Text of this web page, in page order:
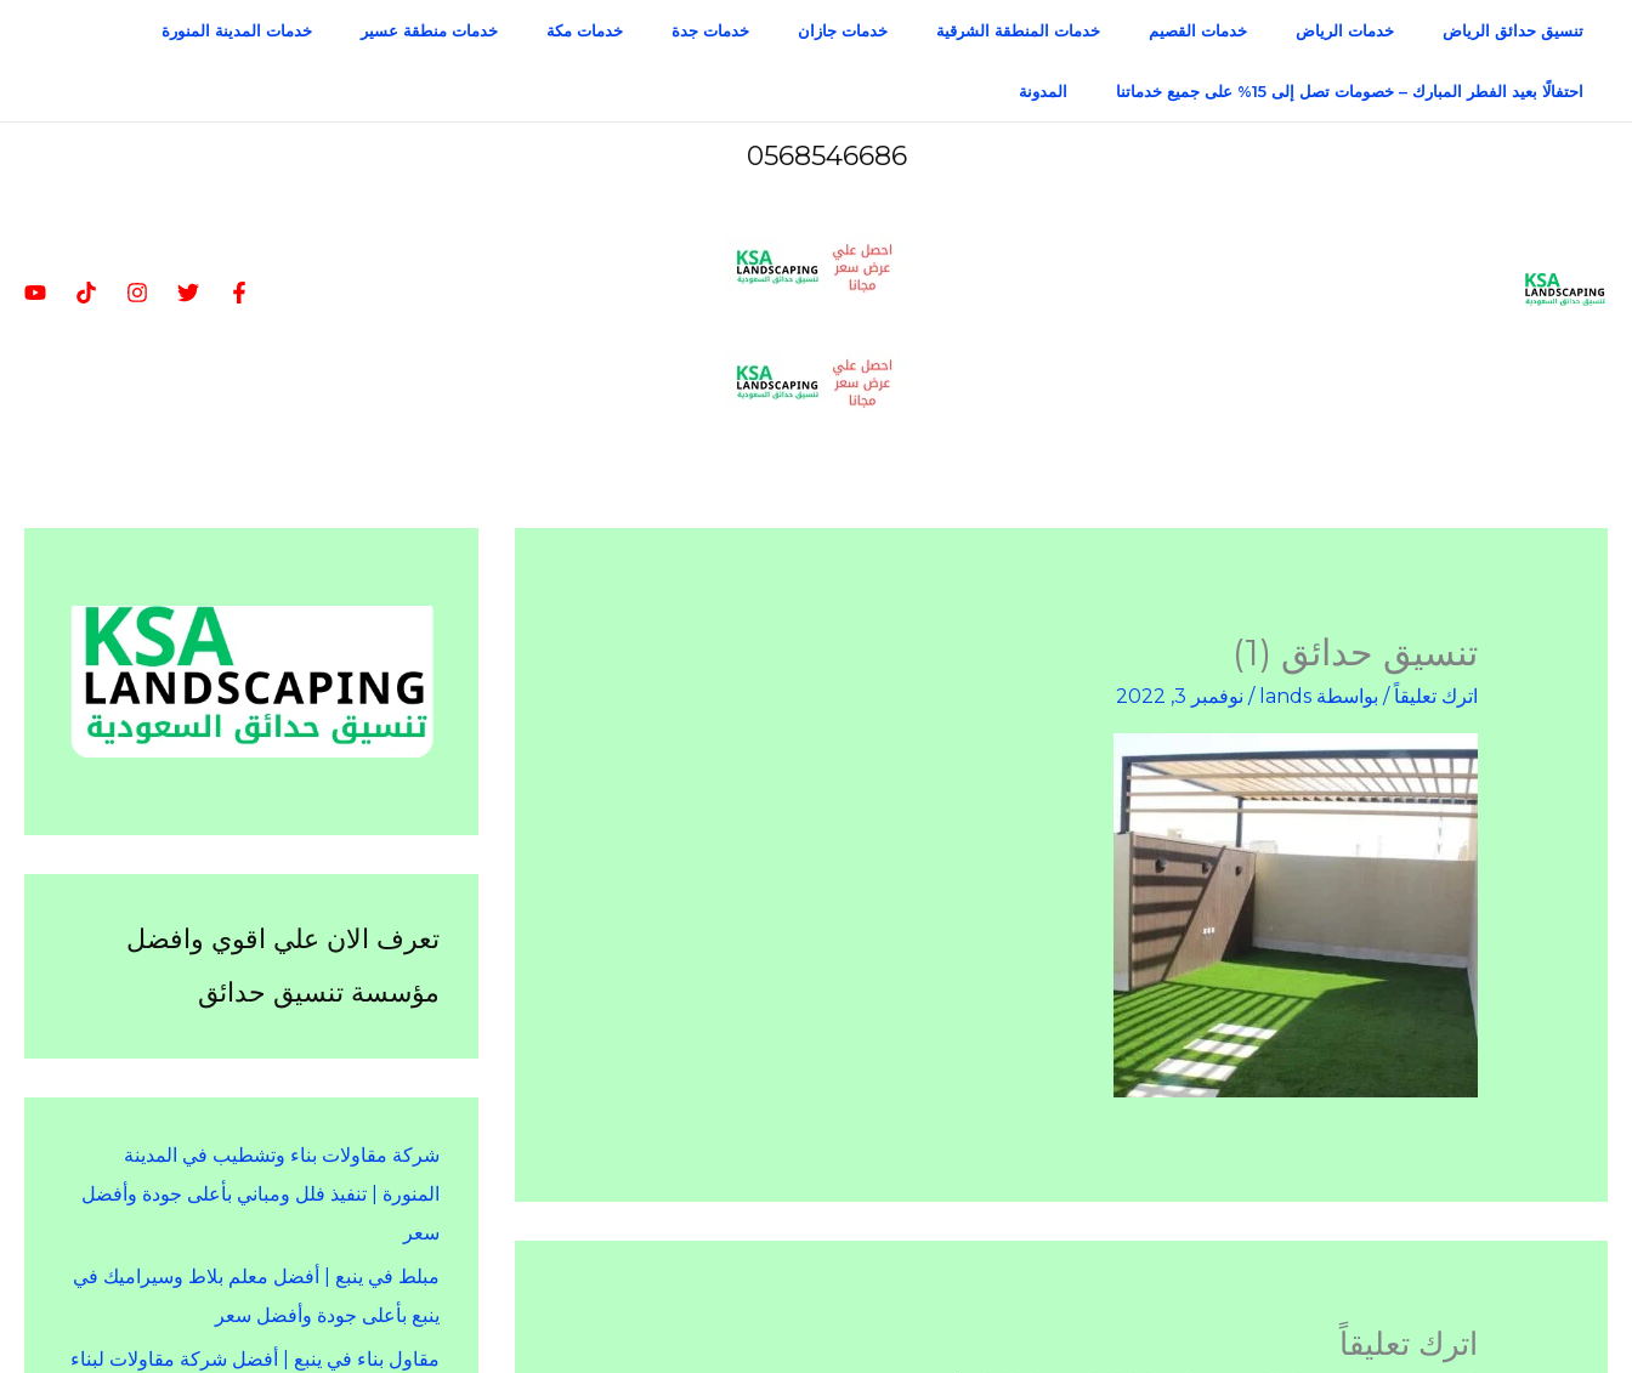
المحتوى
تنسيق حدائق الرياض خدمات الرياض خدمات القصيم خدمات المنطقة الشرقية خدمات جازان خدمات جدة خدمات مكة خدمات منطقة عسير خدمات المدينة المنورة
احتفالًا بعيد الفطر المبارك – خصومات تصل إلى 15% على جميع خدماتنا المدونة
0568546686
تنسيق حدائق (1)
اترك تعليقاً / بواسطة lands
/ نوفمبر 3, 2022
اترك تعليقاً
تعرف الان علي اقوي وافضل
مؤسسة تنسيق حدائق
شركة مقاولات بناء وتشطيب في المدينة
المنورة | تنفيذ فلل ومباني بأعلى جودة وأفضل
سعر
مبلط في ينبع | أفضل معلم بلاط وسيراميك في
ينبع بأعلى جودة وأفضل سعر
مقاول بناء في ينبع | أفضل شركة مقاولات لبناء